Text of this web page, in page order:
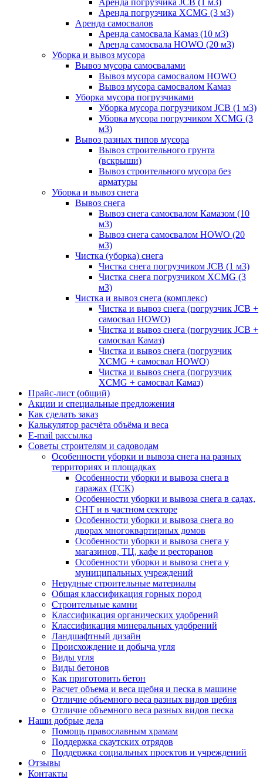
Аренда погрузчика JCB (1 м3)
Аренда погрузчика XCMG (3 м3)
Аренда самосвалов
Аренда самосвала Камаз (10 м3)
Аренда самосвала HOWO (20 м3)
Уборка и вывоз мусора
Вывоз мусора самосвалами
Вывоз мусора самосвалом HOWO
Вывоз мусора самосвалом Камаз
Уборка мусора погрузчиками
Уборка мусора погрузчиком JCB (1 м3)
Уборка мусора погрузчиком XCMG (3
м3)
Вывоз разных типов мусора
Вывоз строительного грунта
(вскрыши)
Вывоз строительного мусора без
арматуры
Уборка и вывоз снега
Вывоз снега
Вывоз снега самосвалом Камазом (10
м3)
Вывоз снега самосвалом HOWO (20
м3)
Чистка (уборка) снега
Чистка снега погрузчиком JCB (1 м3)
Чистка снега погрузчиком XCMG (3
м3)
Чистка и вывоз снега (комплекс)
Чистка и вывоз снега (погрузчик JCB +
самосвал HOWO)
Чистка и вывоз снега (погрузчик JCB +
самосвал Камаз)
Чистка и вывоз снега (погрузчик
XCMG + самосвал HOWO)
Чистка и вывоз снега (погрузчик
XCMG + самосвал Камаз)
Прайс-лист (общий)
Акции и специальные предложения
Как сделать заказ
Калькулятор расчёта объёма и веса
E-mail рассылка
Советы строителям и садоводам
Особенности уборки и вывоза снега на разных
территориях и площадках
Особенности уборки и вывоза снега в
гаражах (ГСК)
Особенности уборки и вывоза снега в садах,
СНТ и в частном секторе
Особенности уборки и вывоза снега во
дворах многоквартирных домов
Особенности уборки и вывоза снега у
магазинов, ТЦ, кафе и ресторанов
Особенности уборки и вывоза снега у
муниципальных учреждений
Нерудные строительные материалы
Общая классификация горных пород
Строительные камни
Классификация органических удобрений
Классификация минеральных удобрений
Ландшафтный дизайн
Происхождение и добыча угля
Виды угля
Виды бетонов
Как приготовить бетон
Расчет объема и веса щебня и песка в машине
Отличие объемного веса разных видов щебня
Отличие объемного веса разных видов песка
Наши добрые дела
Помощь православным храмам
Поддержка скаутских отрядов
Поддержка социальных проектов и учреждений
Отзывы
Контакты